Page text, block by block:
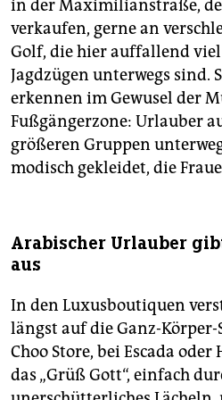
in der Maximilianstraße,
verkaufen, gerne an
Golf, die hier auffallend
Jagdzügen unterwegs sind.
erkennen im Gewusel der
Fußgängerzone: Urlauber
größeren Gruppen
modisch gekleidet, die
Arabischer Urlauber
aus
In den Luxusboutiquen
längst auf die Ganz-Körper-
Choo Store, bei Escada
das „Grüß Gott“, einfach